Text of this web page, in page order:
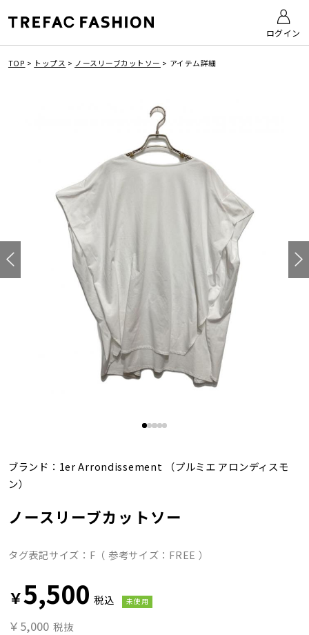
ログイン
TOP > トップス > ノースリーブカットソー > アイテム詳細
ブランド： 1er Arrondissement （プルミエ アロンディスモ
ン）
ノースリーブカットソー
タグ表記サイズ：F（ 参考サイズ：FREE ）
￥5,500 税込 未使用
￥5,000 税抜